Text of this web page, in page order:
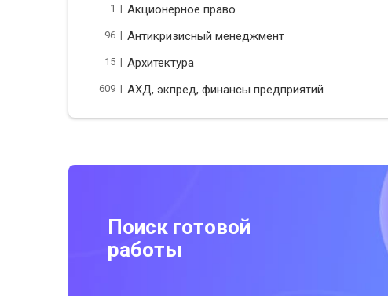
1 | Акционерное право
96 | Антикризисный менеджмент
15 | Архитектура
609 | АХД, экпред, финансы предприятий
Поиск готовой
работы